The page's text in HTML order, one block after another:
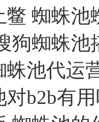
鳖 蜘蛛池
狗蜘蛛池
蛛池代运
对b2b有